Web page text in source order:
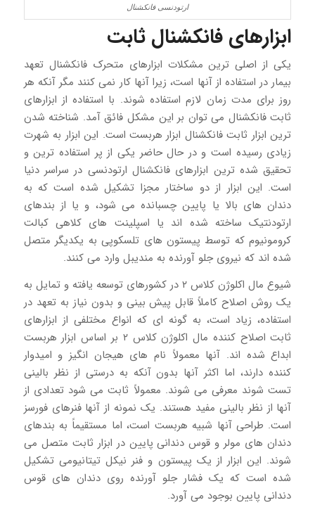
ارتودنسی فانکشنال
ابزارهای فانکشنال ثابت
یکی از اصلی ترین مشکلات ابزارهای متحرک فانکشنال تعهد
بیمار در استفاده از آنها است، زیرا آنها کار نمی کنند مگر آنکه هر
روز برای مدت زمان لازم استفاده شوند. با استفاده از ابزارهای
ثابت فانکشنال می توان بر این مشکل فائق آمد. شناخته شدن
ترین ابزار ثابت فانکشنال ابزار هربست است. این ابزار به شهرت
زیادی رسیده است و در حال حاضر یکی از پر استفاده ترین و
تحقیق شده ترین ابزارهای فانکشنال ارتودنسی در سراسر دنیا
است. این ابزار از دو ساختار مجزا تشکیل شده است که به
دندان های بالا یا پایین چسبانده می شود، و یا از بندهای
ارتودنتیک ساخته شده اند یا اسپلینت های کلاهی کبالت
کرومونیوم که توسط پیستون های تلسکوپی به یکدیگر متصل
شده اند که نیروی جلو آورنده به مندیبل وارد می کنند.
شیوع مال اکلوژن کلاس ۲ در کشورهای توسعه یافته و تمایل به
یک روش اصلاح کاملاً قابل پیش بینی و بدون نیاز به تعهد در
استفاده، زیاد است، به گونه ای که انواع مختلفی از ابزارهای
ثابت اصلاح کننده مال اکلوژن کلاس ۲ بر اساس ابزار هربست
ابداع شده اند. آنها معمولاً نام های هیجان انگیز و امیدوار
کننده دارند، اما اکثر آنها بدون آنکه به درستی از نظر بالینی
تست شوند معرفی می شوند. معمولاً ثابت می شود تعدادی از
آنها از نظر بالینی مفید هستند. یک نمونه از آنها فنرهای فورسز
است. طراحی آنها شبیه هربست است، اما مستقیماً به بندهای
دندان های مولر و قوس دندانی پایین در ابزار ثابت متصل می
شوند. این ابزار از یک پیستون و فنر نیکل تیتانیومی تشکیل
شده است که یک فشار جلو آورنده روی دندان های قوس
دندانی پایین بوجود می آورد.